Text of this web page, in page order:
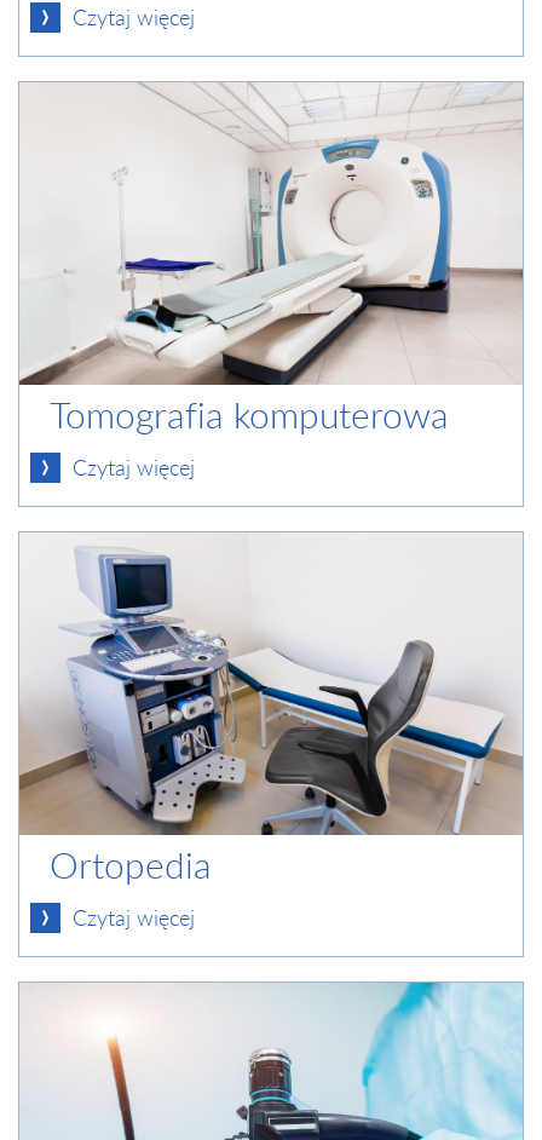
Czytaj więcej
Tomografia komputerowa
Czytaj więcej
Ortopedia
Czytaj więcej